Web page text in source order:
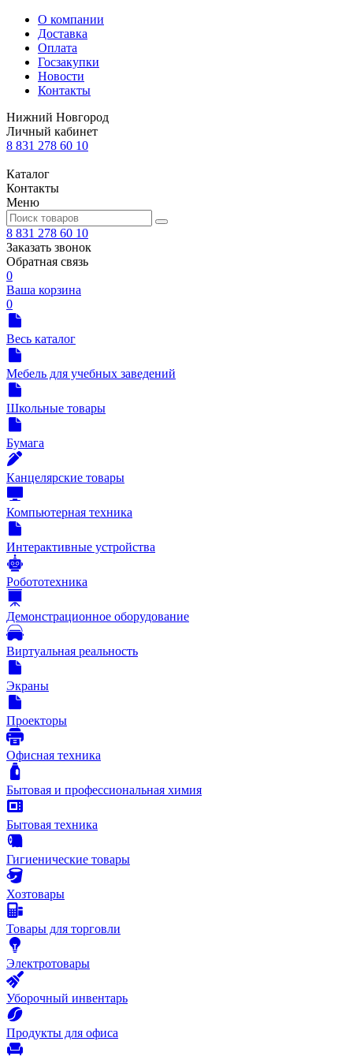
О компании
Доставка
Оплата
Госзакупки
Новости
Контакты
Нижний Новгород
Личный кабинет
8 831 278 60 10
Каталог
Контакты
Меню
8 831 278 60 10
Заказать звонок
Обратная связь
0
Ваша корзина
0
Весь каталог
Мебель для учебных заведений
Школьные товары
Бумага
Канцелярские товары
Компьютерная техника
Интерактивные устройства
Робототехника
Демонстрационное оборудование
Виртуальная реальность
Экраны
Проекторы
Офисная техника
Бытовая и профессиональная химия
Бытовая техника
Гигиенические товары
Хозтовары
Товары для торговли
Электротовары
Уборочный инвентарь
Продукты для офиса